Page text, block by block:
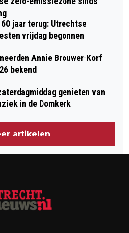
jaar terug: Utrechtse
vrijdag begonnen
Annie Brouwer-Korf
bekend
genieten van
in de Domkerk
artikelen